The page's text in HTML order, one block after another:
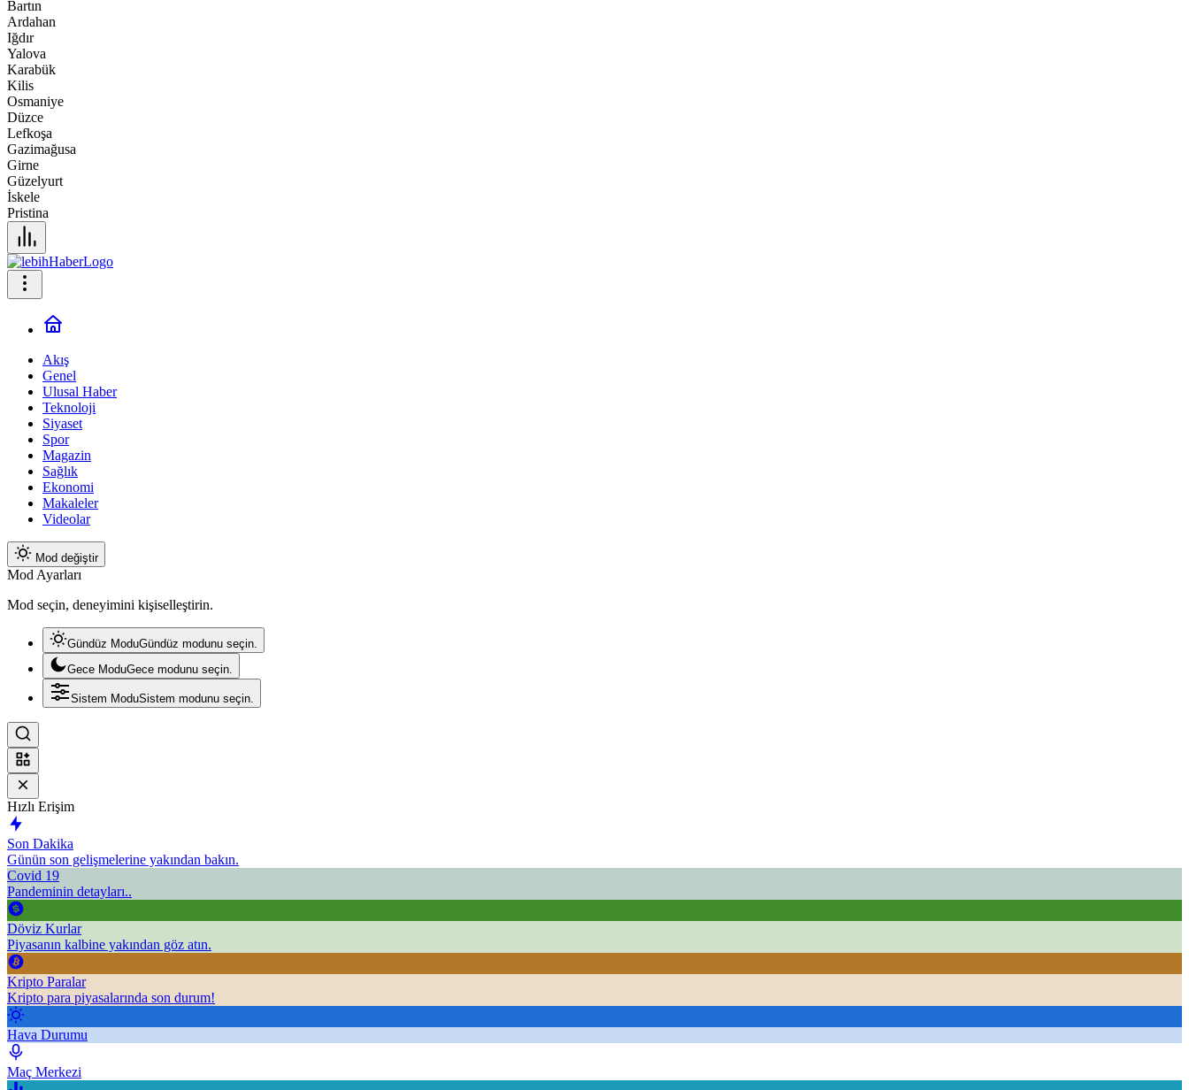
Bartın
Ardahan
Iğdır
Yalova
Karabük
Kilis
Osmaniye
Düzce
Lefkoşa
Gazimağusa
Girne
Güzelyurt
İskele
Pristina
Akış
Genel
Ulusal Haber
Teknoloji
Siyaset
Spor
Magazin
Sağlık
Ekonomi
Makaleler
Videolar
Mod değiştir
Mod Ayarları
Mod seçin, deneyimini kişiselleştirin.
Gündüz ModuGündüz modunu seçin.
Gece ModuGece modunu seçin.
Sistem ModuSistem modunu seçin.
Hızlı Erişim
Son Dakika
Günün son gelişmelerine yakından bakın.
Covid 19
Pandeminin detayları..
Döviz Kurlar
Piyasanın kalbine yakından göz atın.
Kripto Paralar
Kripto para piyasalarında son durum!
Hava Durumu
Maç Merkezi